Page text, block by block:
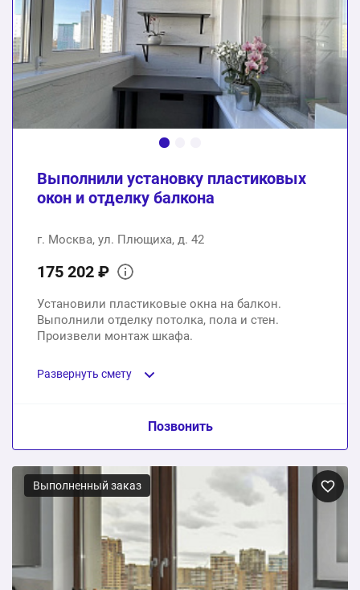
Общая стоимость: 957310 ₽
Выполнили установку пластиковых
окон и отделку балкона
г. Москва, ул. Плющиха, д. 42
175 202 ₽
Установили пластиковые окна на балкон.
Выполнили отделку потолка, пола и стен.
Произвели монтаж шкафа.
Развернуть смету
Пункт сметы / Ед. изм. / Цена
Пластиковые окна на балкон
1 шт.
Отделка потолка, пола и стен + монтаж шкафа
92002 ₽
Позвонить
Выполненный заказ